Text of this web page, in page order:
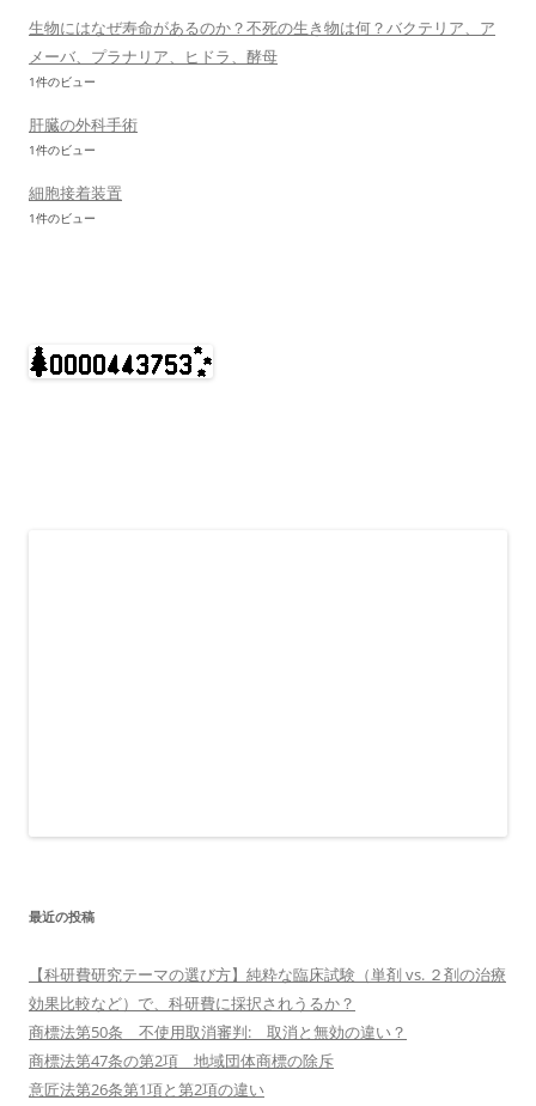
生物にはなぜ寿命があるのか？不死の生き物は何？バクテリア、ア
メーバ、プラナリア、ヒドラ、酵母
1件のビュー
肝臓の外科手術
1件のビュー
細胞接着装置
1件のビュー
最近の投稿
【科研費研究テーマの選び方】純粋な臨床試験（単剤 vs. ２剤の治療
効果比較など）で、科研費に採択されうるか？
商標法第50条 不使用取消審判: 取消と無効の違い？
商標法第47条の第2項 地域団体商標の除斥
意匠法第26条第1項と第2項の違い